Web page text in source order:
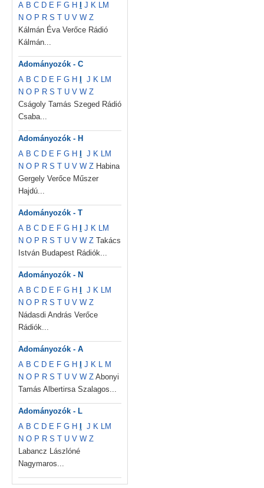
A B C D E F G H J K LM
N O P R S T U V W Z
Kálmán Éva Verőce Rádió
Kálmán...
Adományozók - C
A B C D E F G H J K LM
N O P R S T U V W Z
Cságoly Tamás Szeged Rádió
Csaba...
Adományozók - H
A B C D E F G H J K LM
N O P R S T U V W Z Habina
Gergely Verőce Műszer
Hajdú...
Adományozók - T
A B C D E F G H J K LM
N O P R S T U V W Z Takács
István Budapest Rádiók...
Adományozók - N
A B C D E F G H J K LM
N O P R S T U V W Z
Nádasdi András Verőce
Rádiók...
Adományozók - A
A B C D E F G H J K L M
N O P R S T U V W Z Abonyi
Tamás Albertirsa Szalagos...
Adományozók - L
A B C D E F G H J K LM
N O P R S T U V W Z
Labancz Lászlóné
Nagymaros...